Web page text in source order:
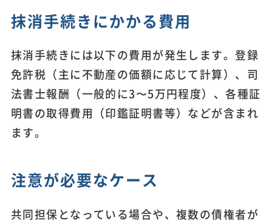
抹消手続きにかかる費用
抹消手続きには以下の費用が発生します。登録
免許税（主に不動産の価額に応じて計算）、司
法書士報酬（一般的に3〜5万円程度）、各種証
明書の取得費用（印鑑証明書等）などが含まれ
ます。
注意が必要なケース
共同担保となっている場合や、複数の債権者が